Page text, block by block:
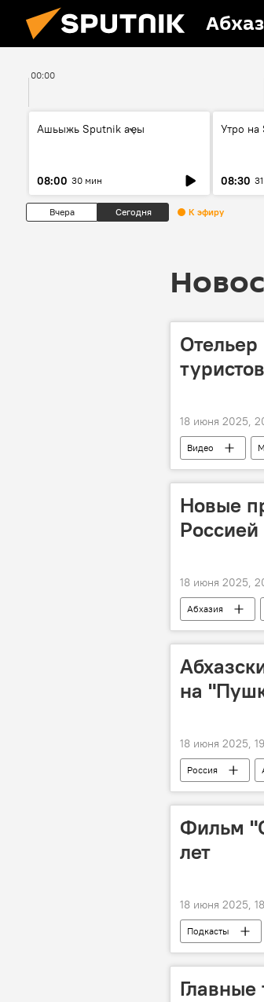
00:00
Ашьыжь Sputnik аҿы
08:00 30 мин
Утро на
08:30
Вчера Сегодня К эфиру
Отельер
18 июня 2025,
Видео
Новые
18 июня 2025,
Абхазия
на
18 июня 2025,
Россия
Фильм
лет
18 июня 2025,
Подкасты